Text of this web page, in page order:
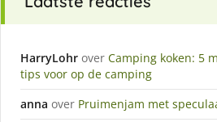
HarryLohr over Camping koken: 5
tips voor op de camping
anna over Pruimenjam met